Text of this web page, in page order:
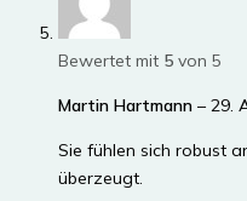
Bewertet mit 5 von 5
Martin Hartmann – 29.
Sie fühlen sich robust
überzeugt.